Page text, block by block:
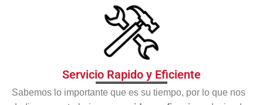
Servicio Rapido y Eficiente
Sabemos lo importante que es su tiempo, por lo que nos